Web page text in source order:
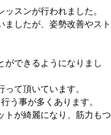
スンが行われました。
したが、姿勢改善やスト
ができるようになりまし
て頂いています。
う事が多くあります。
トが綺麗になり、筋力もつ